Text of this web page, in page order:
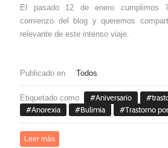
El pasado 12 de enero cumplimos
comienzo del blog y queremos
relevante de este intenso viaje.
Publicado en Todos
Etiquetado como Aniversario
Anorexia
Bulimia Trastorno
Leer más